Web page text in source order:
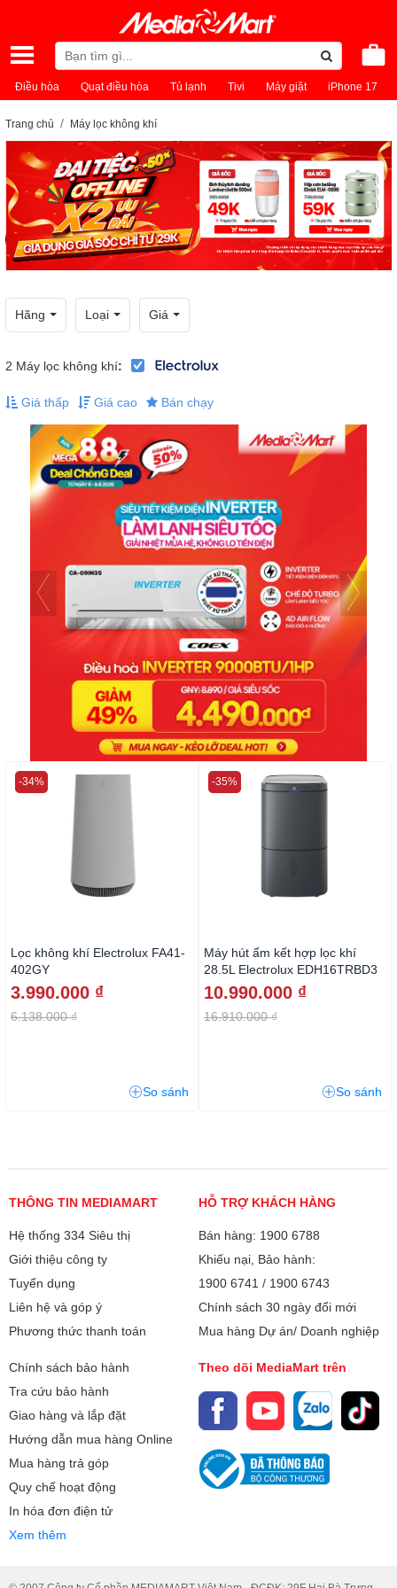
Điều hòa Quạt điều hòa Tủ lạnh Tivi Máy giặt iPhone 17
Trang chủ Máy lọc không khí
Hãng Loại Giá
2 Máy lọc không khí:
Giá thấp Giá cao Bán chạy
Lọc không khí Electrolux FA41-
402GY
3.990.000 ₫
6.138.000 ₫
-34%
So sánh
Máy hút ẩm kết hợp lọc khí
28.5L Electrolux EDH16TRBD3
10.990.000 ₫
16.910.000 ₫
-35%
So sánh
THÔNG TIN MEDIAMART
Hệ thống 334 Siêu thị
Giới thiệu công ty
Tuyển dụng
Liên hệ và góp ý
Phương thức thanh toán
HỖ TRỢ KHÁCH HÀNG
Bán hàng: 1900 6788
Khiếu nại, Bảo hành:
1900 6741 / 1900 6743
Chính sách 30 ngày đổi mới
Mua hàng Dự án/ Doanh nghiệp
Chính sách bảo hành
Tra cứu bảo hành
Giao hàng và lắp đặt
Hướng dẫn mua hàng Online
Mua hàng trả góp
Quy chế hoạt động
In hóa đơn điện tử
Xem thêm
Theo dõi MediaMart trên